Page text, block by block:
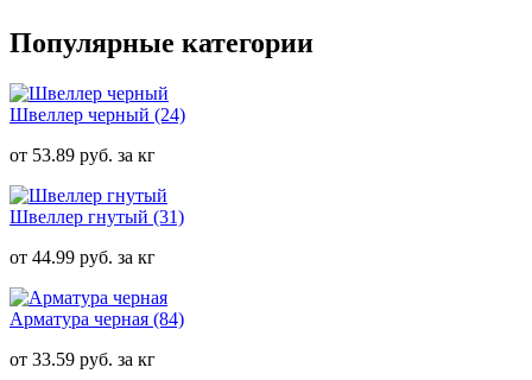
Популярные категории
Швеллер черный (24)
от 53.89 руб. за кг
Швеллер гнутый (31)
от 44.99 руб. за кг
Арматура черная (84)
от 33.59 руб. за кг